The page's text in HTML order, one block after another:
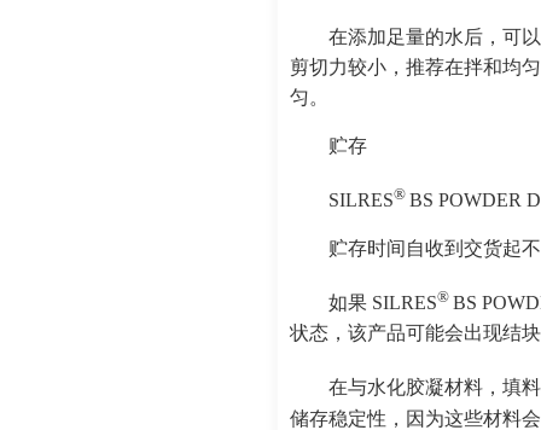
在添加足量的水后，可
剪切力较小，推荐在拌和均
匀。
贮存
SILRES® BS POWDER
贮存时间自收到交货起
如果 SILRES® BS
状态，该产品可能会出现结
在与水化胶凝材料，填
储存稳定性，因为这些材料